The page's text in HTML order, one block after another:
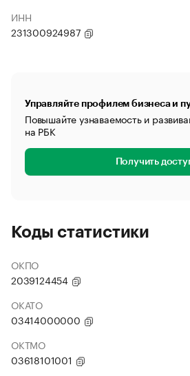
ИНН
231300924987
Управляйте профилем бизнеса и
Повышайте узнаваемость и
на РБК
Получить
Коды статистики
ОКПО
2039124454
ОКАТО
03414000000
ОКТМО
03618101001